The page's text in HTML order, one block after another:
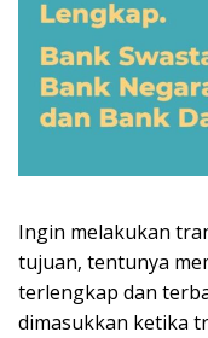
Ingin melakukan
tujuan, tentunya
terlengkap dan
dimasukkan ketika